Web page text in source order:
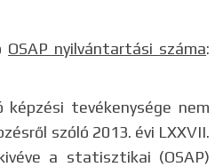
OSAP nyilvántartási száma:
tevékenysége nem
szóló 2013. évi LXXVII.
a statisztikai (OSAP)